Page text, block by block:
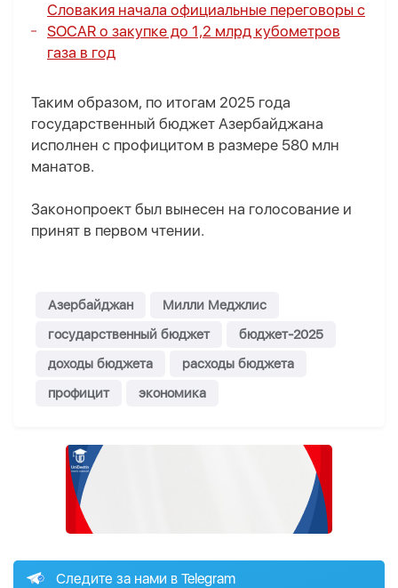
Словакия начала официальные переговоры с
SOCAR о закупке до 1,2 млрд кубометров
газа в год
Таким образом, по итогам 2025 года
государственный бюджет Азербайджана
исполнен с профицитом в размере 580 млн
манатов.
Законопроект был вынесен на голосование и
принят в первом чтении.
Азербайджан
Милли Меджлис
государственный бюджет
бюджет-2025
доходы бюджета
расходы бюджета
профицит
экономика
Следите за нами в Telegram